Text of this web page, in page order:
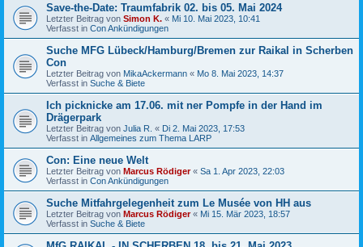
Save-the-Date: Traumfabrik 02. bis 05. Mai 2024
Letzter Beitrag von Simon K. « Mi 10. Mai 2023, 10:41
Verfasst in Con Ankündigungen
Suche MFG Lübeck/Hamburg/Bremen zur Raikal in Scherben
Con
Letzter Beitrag von MikaAckermann « Mo 8. Mai 2023, 14:37
Verfasst in Suche & Biete
Ich picknicke am 17.06. mit ner Pompfe in der Hand im
Drägerpark
Letzter Beitrag von Julia R. « Di 2. Mai 2023, 17:53
Verfasst in Allgemeines zum Thema LARP
Con: Eine neue Welt
Letzter Beitrag von Marcus Rödiger« Sa 1. Apr 2023, 22:03
Verfasst in Con Ankündigungen
Suche Mitfahrgelegenheit zum Le Musée von HH aus
Letzter Beitrag von Marcus Rödiger« Mi 15. Mär 2023, 18:57
Verfasst in Suche & Biete